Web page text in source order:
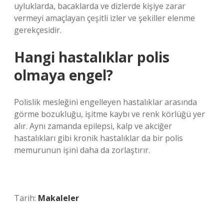
uyluklarda, bacaklarda ve dizlerde kişiye zarar
vermeyi amaçlayan çeşitli izler ve şekiller elenme
gerekçesidir.
Hangi hastalıklar polis
olmaya engel?
Polislik mesleğini engelleyen hastalıklar arasında
görme bozukluğu, işitme kaybı ve renk körlüğü yer
alır. Aynı zamanda epilepsi, kalp ve akciğer
hastalıkları gibi kronik hastalıklar da bir polis
memurunun işini daha da zorlaştırır.
Tarih: Makaleler